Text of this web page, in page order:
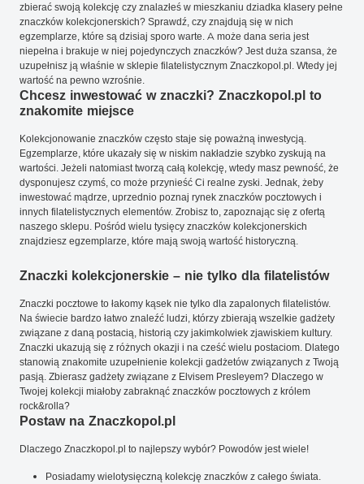
zbierać swoją kolekcję czy znalazłeś w mieszkaniu dziadka klasery pełne
znaczków kolekcjonerskich? Sprawdź, czy znajdują się w nich
egzemplarze, które są dzisiaj sporo warte. A może dana seria jest
niepełna i brakuje w niej pojedynczych znaczków? Jest duża szansa, że
uzupełnisz ją właśnie w sklepie filatelistycznym Znaczkopol.pl. Wtedy jej
wartość na pewno wzrośnie.
Chcesz inwestować w znaczki? Znaczkopol.pl to
znakomite miejsce
Kolekcjonowanie znaczków często staje się poważną inwestycją.
Egzemplarze, które ukazały się w niskim nakładzie szybko zyskują na
wartości. Jeżeli natomiast tworzą całą kolekcję, wtedy masz pewność, że
dysponujesz czymś, co może przynieść Ci realne zyski. Jednak, żeby
inwestować mądrze, uprzednio poznaj rynek znaczków pocztowych i
innych filatelistycznych elementów. Zrobisz to, zapoznając się z ofertą
naszego sklepu. Pośród wielu tysięcy znaczków kolekcjonerskich
znajdziesz egzemplarze, które mają swoją wartość historyczną.
Znaczki kolekcjonerskie – nie tylko dla filatelistów
Znaczki pocztowe to łakomy kąsek nie tylko dla zapalonych filatelistów.
Na świecie bardzo łatwo znaleźć ludzi, którzy zbierają wszelkie gadżety
związane z daną postacią, historią czy jakimkolwiek zjawiskiem kultury.
Znaczki ukazują się z różnych okazji i na cześć wielu postaciom. Dlatego
stanowią znakomite uzupełnienie kolekcji gadżetów związanych z Twoją
pasją. Zbierasz gadżety związane z Elvisem Presleyem? Dlaczego w
Twojej kolekcji miałoby zabraknąć znaczków pocztowych z królem
rock&rolla?
Postaw na Znaczkopol.pl
Dlaczego Znaczkopol.pl to najlepszy wybór? Powodów jest wiele!
Posiadamy wielotysięczną kolekcję znaczków z całego świata.